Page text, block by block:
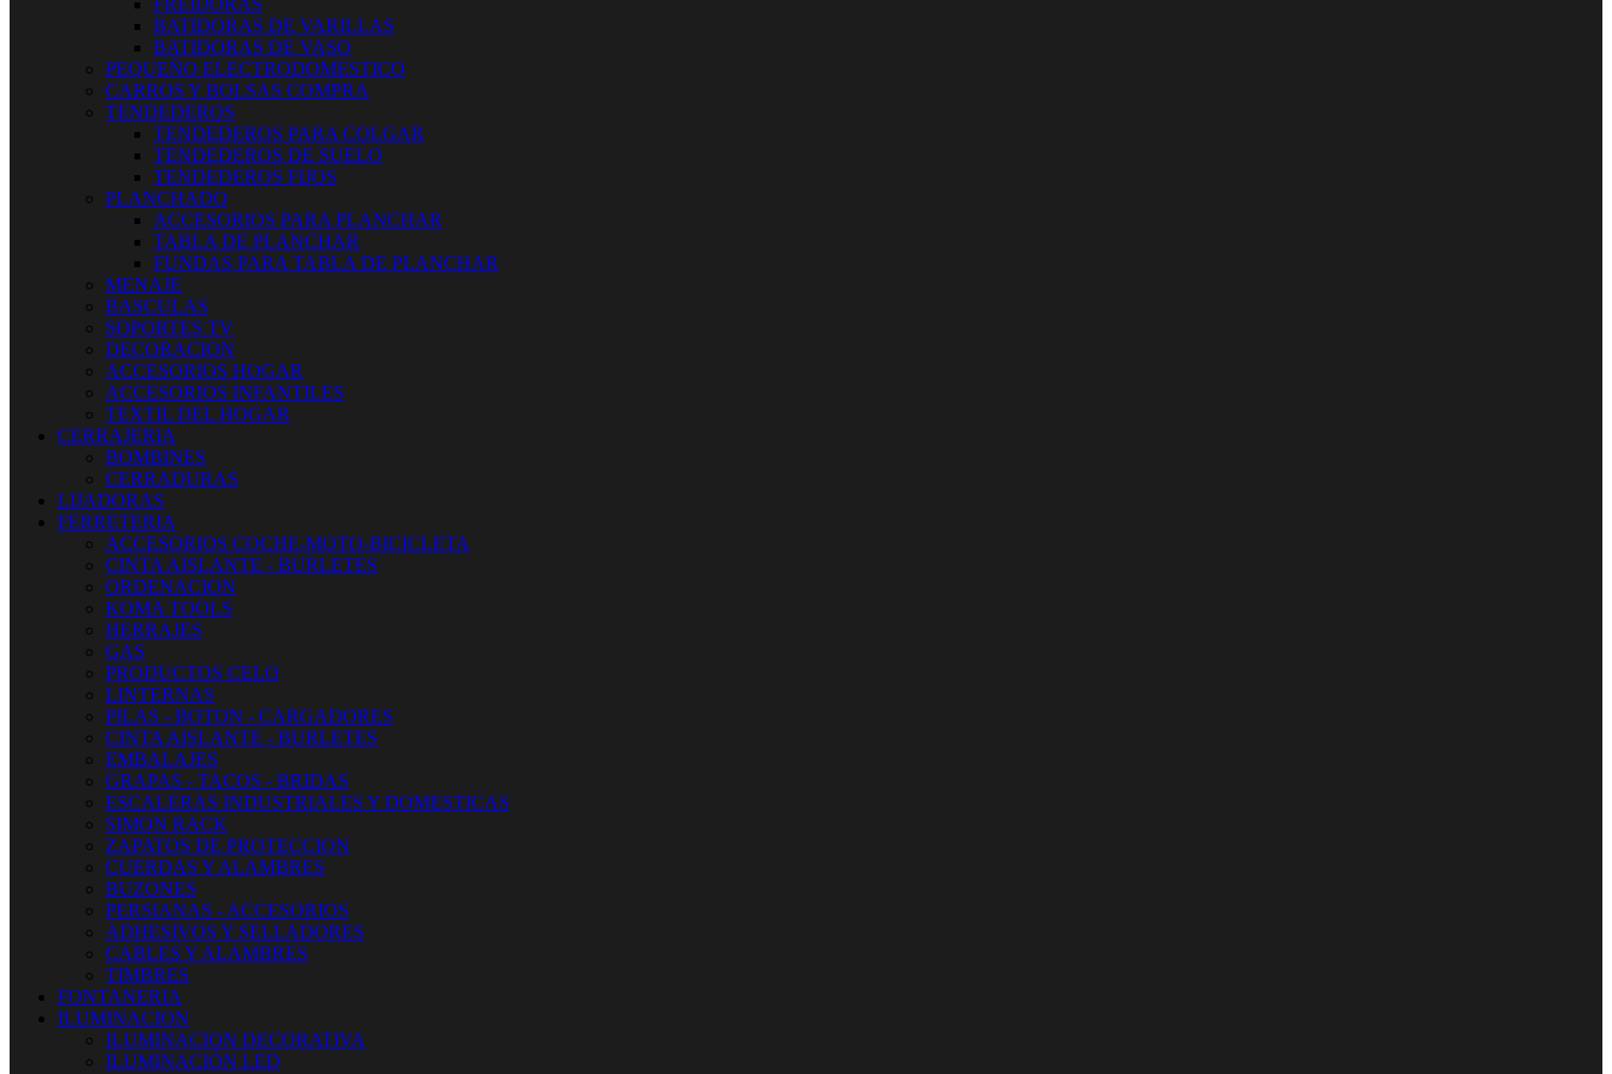
FREIDORAS
BATIDORAS DE VARILLAS
BATIDORAS DE VASO
PEQUEÑO ELECTRODOMESTICO
CARROS Y BOLSAS COMPRA
TENDEDEROS
TENDEDEROS PARA COLGAR
TENDEDEROS DE SUELO
TENDEDEROS FIJOS
PLANCHADO
ACCESORIOS PARA PLANCHAR
TABLA DE PLANCHAR
FUNDAS PARA TABLA DE PLANCHAR
MENAJE
BASCULAS
SOPORTES TV
DECORACION
ACCESORIOS HOGAR
ACCESORIOS INFANTILES
TEXTIL DEL HOGAR
CERRAJERIA
BOMBINES
CERRADURAS
LIJADORAS
FERRETERIA
ACCESORIOS COCHE-MOTO-BICICLETA
CINTA AISLANTE - BURLETES
ORDENACION
KOMA TOOLS
HERRAJES
GAS
PRODUCTOS CELO
LINTERNAS
PILAS - BOTON - CARGADORES
CINTA AISLANTE - BURLETES
EMBALAJES
GRAPAS - TACOS - BRIDAS
ESCALERAS INDUSTRIALES Y DOMESTICAS
SIMON RACK
ZAPATOS DE PROTECCION
CUERDAS Y ALAMBRES
BUZONES
PERSIANAS - ACCESORIOS
ADHESIVOS Y SELLADORES
CABLES Y ALAMBRES
TIMBRES
FONTANERIA
ILUMINACION
ILUMINACION DECORATIVA
ILUMINACIÓN LED